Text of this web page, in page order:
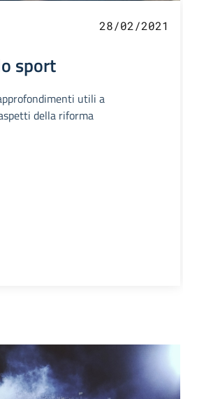
28/02/2021
sport
utili a
della riforma